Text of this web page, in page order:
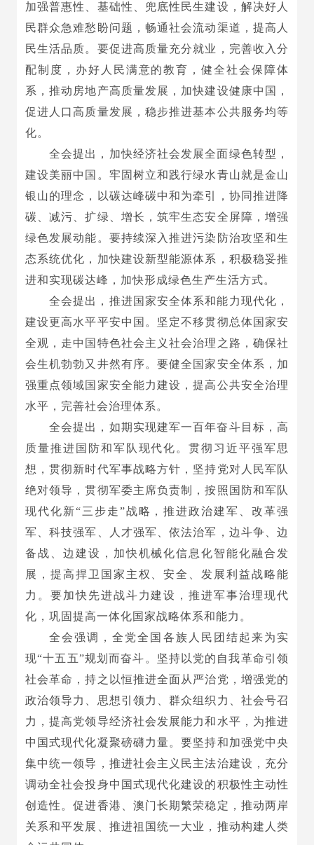
加强普惠性、基础性、兜底性民生建设，解决好人
民群众急难愁盼问题，畅通社会流动渠道，提高人
民生活品质。要促进高质量充分就业，完善收入分
配制度，办好人民满意的教育，健全社会保障体
系，推动房地产高质量发展，加快建设健康中国，
促进人口高质量发展，稳步推进基本公共服务均等
化。
全会提出，加快经济社会发展全面绿色转型，
建设美丽中国。牢固树立和践行绿水青山就是金山
银山的理念，以碳达峰碳中和为牵引，协同推进降
碳、减污、扩绿、增长，筑牢生态安全屏障，增强
绿色发展动能。要持续深入推进污染防治攻坚和生
态系统优化，加快建设新型能源体系，积极稳妥推
进和实现碳达峰，加快形成绿色生产生活方式。
全会提出，推进国家安全体系和能力现代化，
建设更高水平平安中国。坚定不移贯彻总体国家安
全观，走中国特色社会主义社会治理之路，确保社
会生机勃勃又井然有序。要健全国家安全体系，加
强重点领域国家安全能力建设，提高公共安全治理
水平，完善社会治理体系。
全会提出，如期实现建军一百年奋斗目标，高
质量推进国防和军队现代化。贯彻习近平强军思
想，贯彻新时代军事战略方针，坚持党对人民军队
绝对领导，贯彻军委主席负责制，按照国防和军队
现代化新“三步走”战略，推进政治建军、改革强
军、科技强军、人才强军、依法治军，边斗争、边
备战、边建设，加快机械化信息化智能化融合发
展，提高捍卫国家主权、安全、发展利益战略能
力。要加快先进战斗力建设，推进军事治理现代
化，巩固提高一体化国家战略体系和能力。
全会强调，全党全国各族人民团结起来为实
现“十五五”规划而奋斗。坚持以党的自我革命引领
社会革命，持之以恒推进全面从严治党，增强党的
政治领导力、思想引领力、群众组织力、社会号召
力，提高党领导经济社会发展能力和水平，为推进
中国式现代化凝聚磅礴力量。要坚持和加强党中央
集中统一领导，推进社会主义民主法治建设，充分
调动全社会投身中国式现代化建设的积极性主动性
创造性。促进香港、澳门长期繁荣稳定，推动两岸
关系和平发展、推进祖国统一大业，推动构建人类